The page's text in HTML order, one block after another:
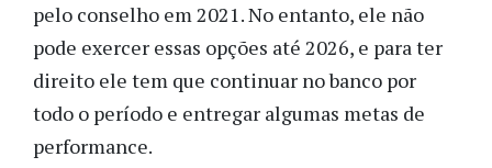
pelo conselho em 2021. No entanto, ele não
pode exercer essas opções até 2026, e para ter
direito ele tem que continuar no banco por
todo o período e entregar algumas metas de
performance.